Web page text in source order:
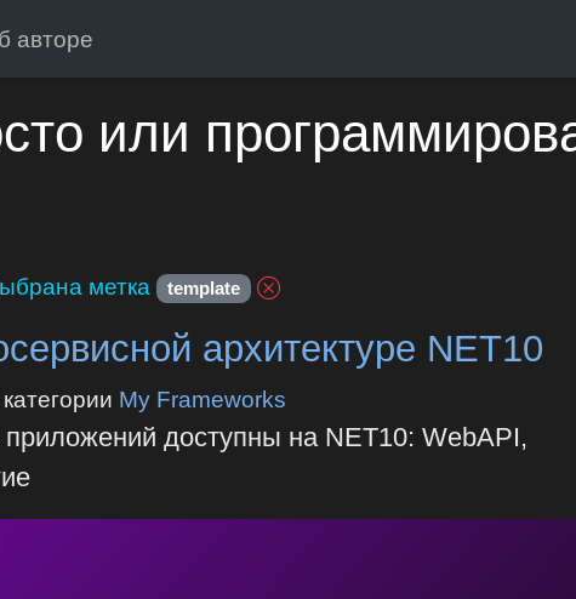
авторе
или
метка template
архитектуре NET10
My Frameworks
доступны на NET10: WebAPI,